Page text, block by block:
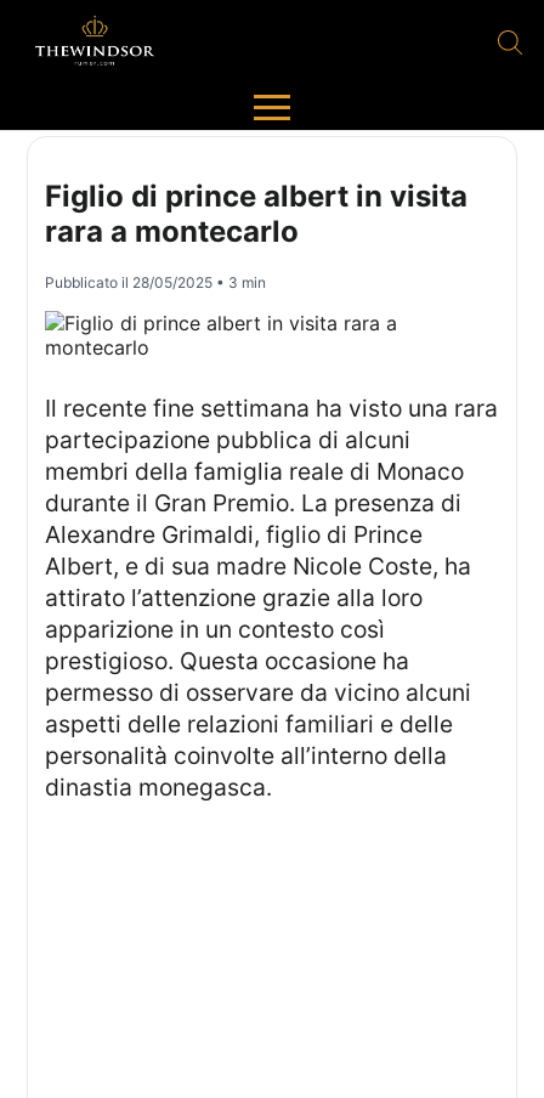
Figlio di prince albert in visita
rara a montecarlo
Pubblicato il 28/05/2025 • 3 min
Il recente fine settimana ha visto una rara
partecipazione pubblica di alcuni
membri della famiglia reale di Monaco
durante il Gran Premio. La presenza di
Alexandre Grimaldi, figlio di Prince
Albert, e di sua madre Nicole Coste, ha
attirato l’attenzione grazie alla loro
apparizione in un contesto così
prestigioso. Questa occasione ha
permesso di osservare da vicino alcuni
aspetti delle relazioni familiari e delle
personalità coinvolte all’interno della
dinastia monegasca.